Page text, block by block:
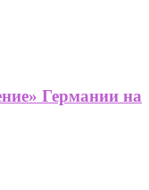
Германии на